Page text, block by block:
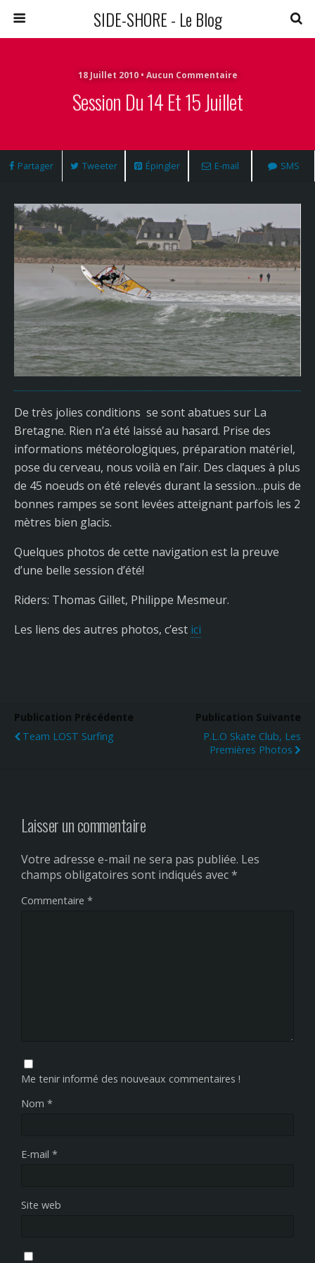
SIDE-SHORE - Le Blog
18 Juillet 2010 • Aucun Commentaire
Session Du 14 Et 15 Juillet
Partager Tweeter Épingler E-mail SMS
De très jolies conditions se sont abatues sur La
Bretagne. Rien n’a été laissé au hasard. Prise des
informations météorologiques, préparation matériel,
pose du cerveau, nous voilà en l’air. Des claques à plus
de 45 noeuds on été relevés durant la session…puis de
bonnes rampes se sont levées atteignant parfois les 2
mètres bien glacis.
Quelques photos de cette navigation est la preuve
d’une belle session d’été!
Riders: Thomas Gillet, Philippe Mesmeur.
Les liens des autres photos, c’est ici
Publication Précédente
Team LOST Surfing
Publication Suivante
P.L.O Skate Club, Les
Premières Photos
Laisser un commentaire
Votre adresse e-mail ne sera pas publiée. Les
champs obligatoires sont indiqués avec*
Commentaire *
Me tenir informé des nouveaux commentaires !
Nom *
E-mail *
Site web